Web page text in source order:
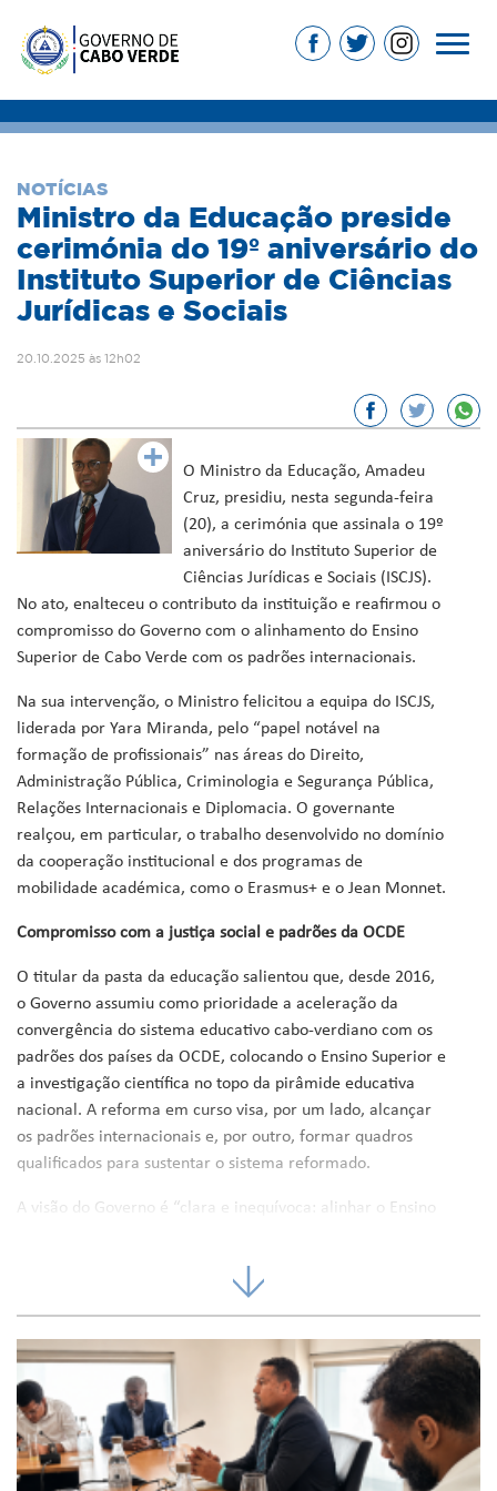
NOTÍCIAS
Ministro da Educação preside
cerimónia do 19º aniversário do
Instituto Superior de Ciências
Jurídicas e Sociais
20.10.2025 às 12h02
O Ministro da Educação, Amadeu
Cruz, presidiu, nesta segunda-feira
(20), a cerimónia que assinala o 19º
aniversário do Instituto Superior de
Ciências Jurídicas e Sociais (ISCJS).
No ato, enalteceu o contributo da instituição e reafirmou o
compromisso do Governo com o alinhamento do Ensino
Superior de Cabo Verde com os padrões internacionais.
Na sua intervenção, o Ministro felicitou a equipa do ISCJS,
liderada por Yara Miranda, pelo “papel notável na
formação de profissionais” nas áreas do Direito,
Administração Pública, Criminologia e Segurança Pública,
Relações Internacionais e Diplomacia. O governante
realçou, em particular, o trabalho desenvolvido no domínio
da cooperação institucional e dos programas de
mobilidade académica, como o Erasmus+ e o Jean Monnet.
Compromisso com a justiça social e padrões da OCDE
O titular da pasta da educação salientou que, desde 2016,
o Governo assumiu como prioridade a aceleração da
convergência do sistema educativo cabo-verdiano com os
padrões dos países da OCDE, colocando o Ensino Superior e
a investigação científica no topo da pirâmide educativa
nacional. A reforma em curso visa, por um lado, alcançar
os padrões internacionais e, por outro, formar quadros
qualificados para sustentar o sistema reformado.
A visão do Governo é “clara e inequívoca: alinhar o Ensino
da qualidade e internacionalização.
medidas implementadas, sublinhando os resultados
alcançados no domínio da ação social universitária e do
financiamento, nomeadamente Bolsas de Estudo, Apoio a
Dívidas, Infraestruturas e Indicadores (a taxa de ingresso
no Ensino Superior aumentou 23%, igualando a da África